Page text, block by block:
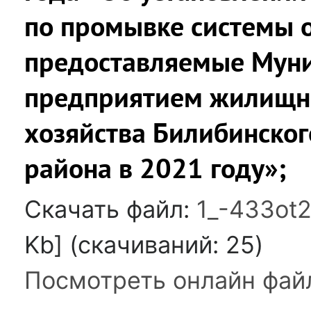
по промывке системы
предоставляемые
предприятием
хозяйства
района в 2021 году»;
Скачать файл: 1_-
Kb] (cкачиваний: 25)
Посмотреть онлайн